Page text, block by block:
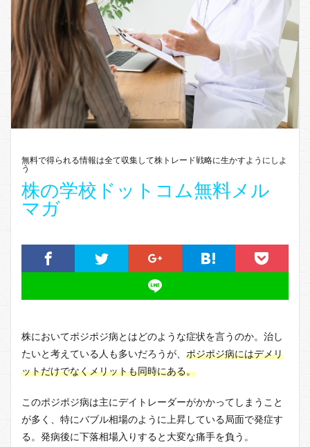
無料で得られる情報は全て収集して株トレード戦略に生かすようにしよ
う
株の学校ドットコム無料メル
マガ
株においてポジポジ病とはどのような症状を言うのか。治し
たいと考えている人も多いだろうが、 ポジポジ病にはデメリ
ットだけでなくメリットも同時にある。
このポジポジ病は主にデイトレーダーがかかってしまうこと
が多く、特にバブル相場のように上昇している局面で発症す
る。発病後に下落相場入りすると大変な痛手を負う。